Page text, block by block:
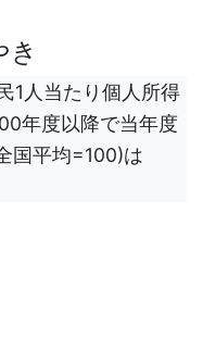
1人当たり個人所得
年度以降で当年度
国平均=100)は